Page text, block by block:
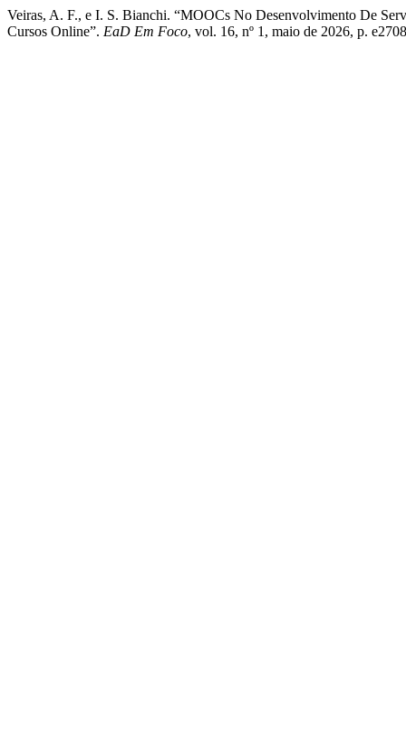
Veiras, A. F., e I. S. Bianchi. “MOOCs No Desenvolvimento De
Cursos Online”. EaD Em Foco, vol. 16, nº 1, maio de 2026, p.